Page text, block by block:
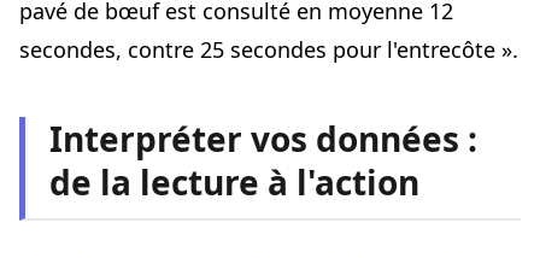
pavé de bœuf est consulté en moyenne 12
secondes, contre 25 secondes pour l'entrecôte ».
Interpréter vos données :
de la lecture à l'action